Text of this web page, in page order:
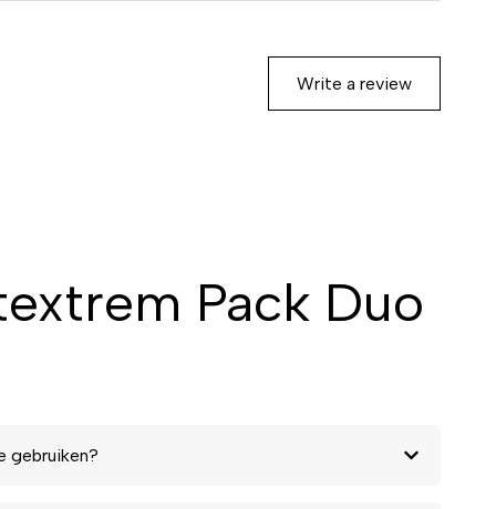
Write a review
Pack Duo
gebruiken?